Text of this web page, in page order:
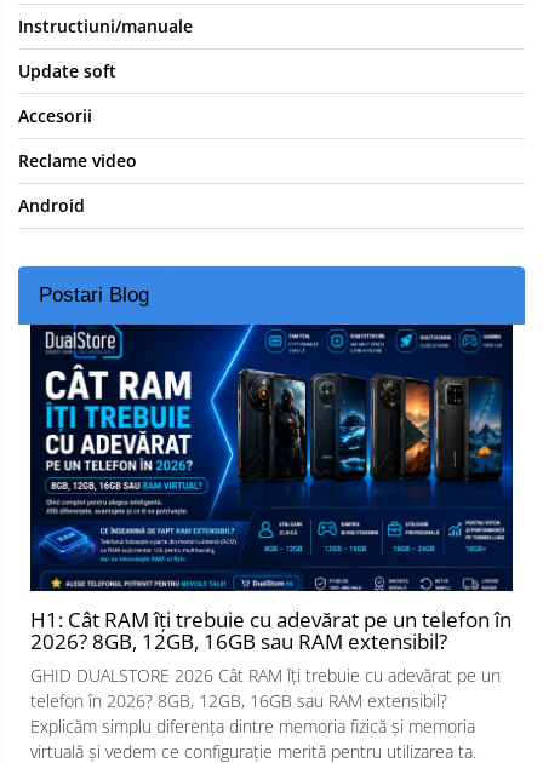
Instructiuni/manuale
Update soft
Accesorii
Reclame video
Android
Postari Blog
H1: Cât RAM îți trebuie cu adevărat pe un telefon în
2026? 8GB, 12GB, 16GB sau RAM extensibil?
GHID DUALSTORE 2026 Cât RAM îți trebuie cu adevărat pe un
telefon în 2026? 8GB, 12GB, 16GB sau RAM extensibil?
Explicăm simplu diferența dintre memoria fizică și memoria
virtuală și vedem ce configurație merită pentru utilizarea ta.